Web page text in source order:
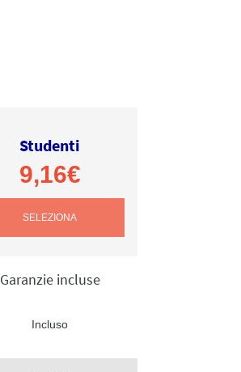
Studenti
9,16€
SELEZIONA
Garanzie incluse
Incluso